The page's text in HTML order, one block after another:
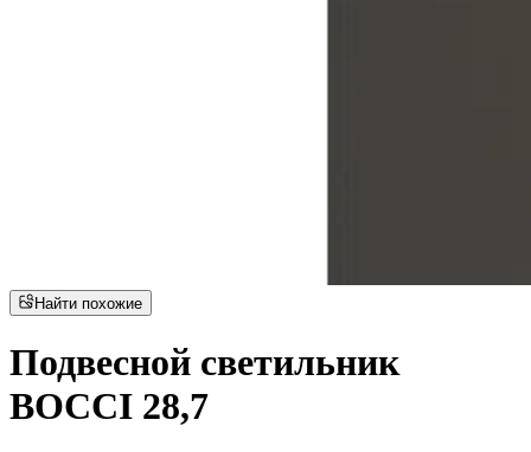
Найти похожие
Подвесной светильник
BOCCI 28,7